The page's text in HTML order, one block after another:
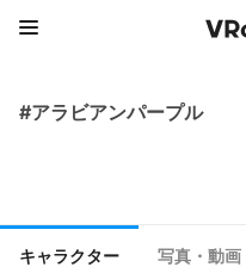
#アラビアンパープル
キャラクター 写真・動画